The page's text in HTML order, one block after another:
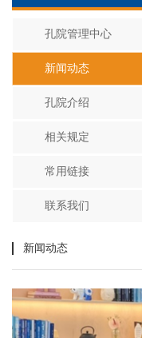
孔院管理中心
新闻动态
孔院介绍
相关规定
常用链接
联系我们
新闻动态